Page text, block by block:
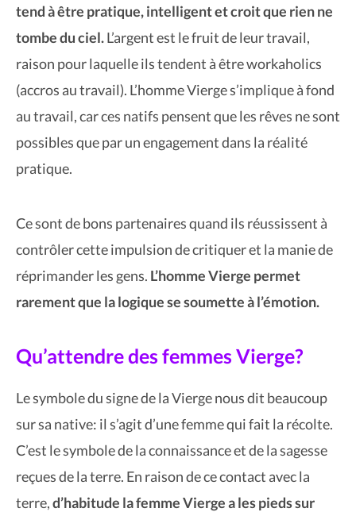
tend à être pratique, intelligent et croit que rien ne
tombe du ciel.L’argent est le fruit de leur travail,
raison pour laquelle ils tendent à être workaholics
(accros au travail). L’homme Vierge s’implique à fond
au travail, car ces natifs pensent que les rêves ne sont
possibles que par un engagement dans la réalité
pratique.
Ce sont de bons partenaires quand ils réussissent à
contrôler cette impulsion de critiquer et la manie de
réprimander les gens. L’homme Vierge permet
rarement que la logique se soumette à l’émotion.
Qu’attendre des femmes Vierge?
Le symbole du signe de la Vierge nous dit beaucoup
sur sa native: il s’agit d’une femme qui fait la récolte.
C’est le symbole de la connaissance et de la sagesse
reçues de la terre. En raison de ce contact avec la
terre,d’habitude la femme Vierge a les pieds sur